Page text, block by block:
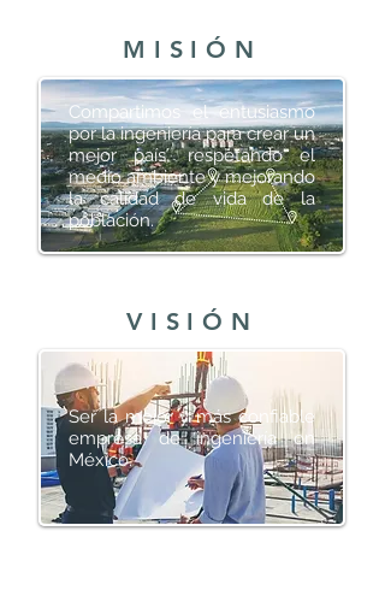
MISIÓN
Compartimos el entusiasmo
por la ingeniería para crear un
mejor país, respetando el
medio ambiente y mejorando
la calidad de vida de la
población.
VISIÓN
Ser la mejor y más confiable
empresa de ingeniería en
México.